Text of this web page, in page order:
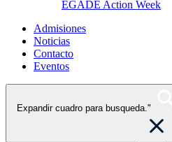
EGADE Action Week
Admisiones
Noticias
Contacto
Eventos
Expandir cuadro para busqueda."